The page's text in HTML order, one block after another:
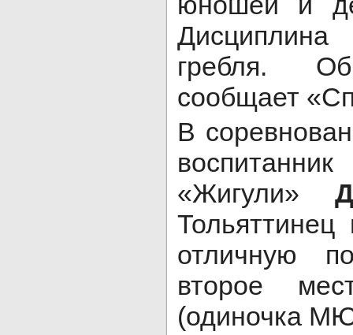
гребля.
сообщает
В
«Жигули»
Тольяттинец
отличную
второе
(одиночка